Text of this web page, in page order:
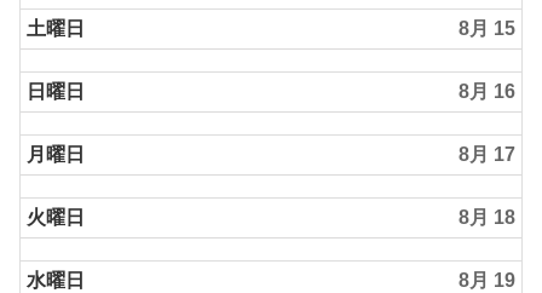
土曜日 8月 15
日曜日 8月 16
月曜日 8月 17
火曜日 8月 18
水曜日 8月 19